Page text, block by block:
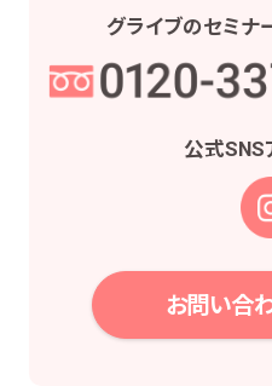
ため
一部について委託
お取引先との打合
の皆様から委託さ
当社株主様及び
は会社による権利
令に基づく書面・
役職員の給与の計
め
グライブのセミナ
公式SNS
お問い合